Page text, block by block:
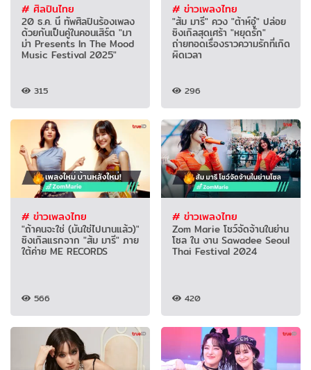
# ศิลปินไทย
20 ธ.ค. นี้ ทัพศิลปินร้องเพลง
ด้วยกันเป็นคู่ในคอนเสิร์ต "มา
ม่า Presents In The Mood
Music Festival 2025"
315
# ข่าวเพลงไทย
"ส้ม มารี" ควง "ต้าห์อู๋" ปล่อย
ซิงเกิลสุดเศร้า "หยุดรัก"
ถ่ายทอดเรื่องราวความรักที่เกิด
ผิดเวลา
296
# ข่าวเพลงไทย
"ถ้าคนจะใช่ (มันใช่ไปนานแล้ว)"
ซิงเกิลแรกจาก "ส้ม มารี" ภาย
ใต้ค่าย ME RECORDS
566
# ข่าวเพลงไทย
Zom Marie โชว์จัดจ้านในย่าน
โซล ใน งาน Sawadee Seoul
Thai Festival 2024
420